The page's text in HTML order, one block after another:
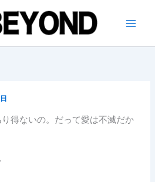
得ないの。だって愛は不滅だか